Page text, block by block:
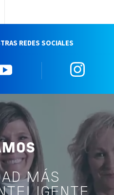
REDES SOCIALES
MÁS